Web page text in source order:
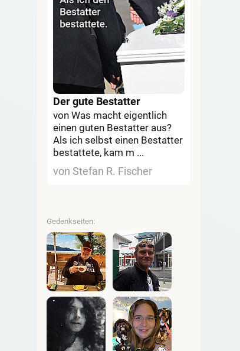
Der gute Bestatter
von Was macht eigentlich
einen guten Bestatter aus?
Als ich selbst einen Bestatter
bestattete, kam m ...
von Stefan R. Fischer
Gedenkseiten: